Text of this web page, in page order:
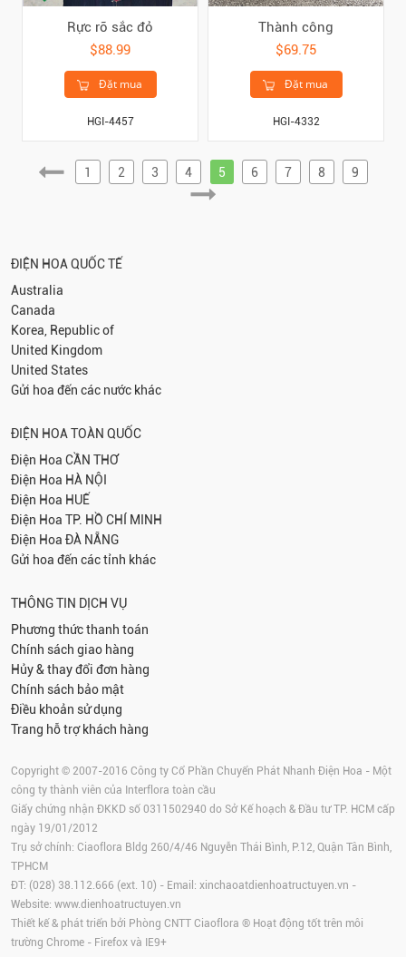
Rực rỡ sắc đỏ
$88.99
Đặt mua
HGI-4457
Thành công
$69.75
Đặt mua
HGI-4332
1 2 3 4 5 6 7 8 9
ĐIỆN HOA QUỐC TẾ
Australia
Canada
Korea, Republic of
United Kingdom
United States
Gửi hoa đến các nước khác
ĐIỆN HOA TOÀN QUỐC
Điện Hoa CẦN THƠ
Điện Hoa HÀ NỘI
Điện Hoa HUẾ
Điện Hoa TP. HỒ CHÍ MINH
Điện Hoa ĐÀ NẴNG
Gửi hoa đến các tỉnh khác
THÔNG TIN DỊCH VỤ
Phương thức thanh toán
Chính sách giao hàng
Hủy & thay đổi đơn hàng
Chính sách bảo mật
Điều khoản sử dụng
Trang hỗ trợ khách hàng
Copyright © 2007-2016 Công ty Cổ Phần Chuyển Phát Nhanh Điện Hoa - Một
công ty thành viên của Interflora toàn cầu
Giấy chứng nhận ĐKKD số 0311502940 do Sở Kế hoạch & Đầu tư TP. HCM cấp
ngày 19/01/2012
Trụ sở chính: Ciaoflora Bldg 260/4/46 Nguyễn Thái Bình, P.12, Quận Tân Bình,
TPHCM
ĐT: (028) 38.112.666 (ext. 10) - Email: xinchaoatdienhoatructuyen.vn -
Website: www.dienhoatructuyen.vn
Thiết kế & phát triển bởi Phòng CNTT Ciaoflora ® Hoạt động tốt trên môi
trường Chrome - Firefox và IE9+